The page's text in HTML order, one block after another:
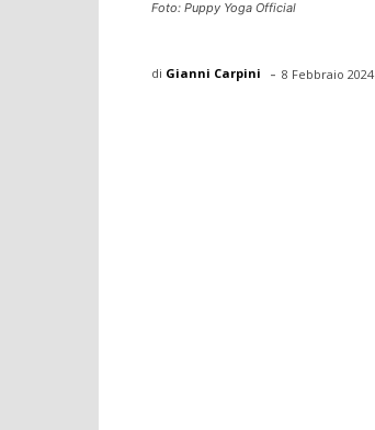
Foto: Puppy Yoga Official
di Gianni Carpini - 8 Febbraio 2024